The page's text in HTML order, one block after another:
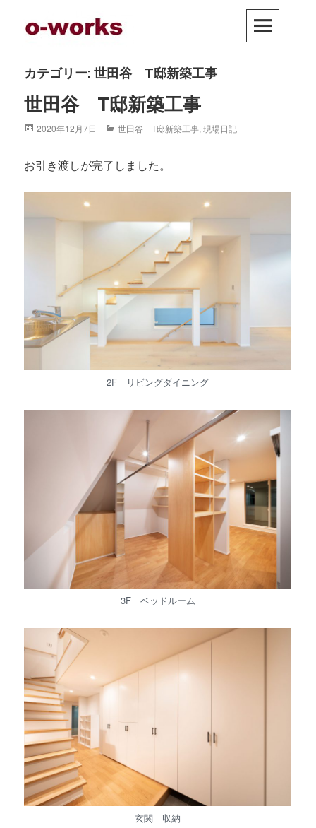
カテゴリー: 世田谷 T邸新築工事
世田谷 T邸新築工事
Posted
2020年12月7日 Categories
世田谷 T邸新築工事,現場日記
お引き渡しが完了しました。
2F リビングダイニング
3F ベッドルーム
玄関 収納